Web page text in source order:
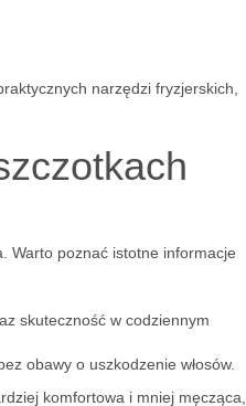
narzędzi fryzjerskich,
Warto poznać istotne informacje
skuteczność w codziennym
obawy o uszkodzenie włosów.
komfortowa i mniej męcząca,